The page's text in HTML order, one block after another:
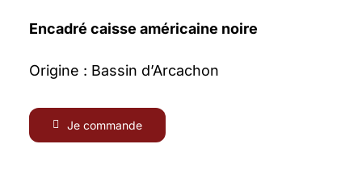
Encadré caisse américaine noire
Origine : Bassin d’Arcachon
Je commande